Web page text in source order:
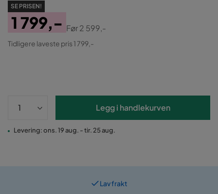
SE PRISEN!
Pris
1 799,-
Original
Før2 599,-
Tidligere laveste pris 1 799,-
Legg i handlekurven
Levering: ons. 19 aug. - tir. 25 aug.
Lav frakt